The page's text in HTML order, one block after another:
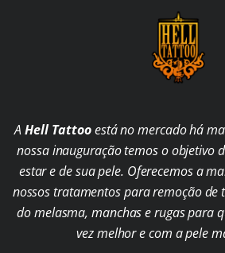
AHell Tattooestá no mercado há
nossa inauguração temos o objetivo
estar e de sua pele. Oferecemos a
nossos tratamentos para remoção de
do melasma, manchas e rugas para
vez melhor e com a pele